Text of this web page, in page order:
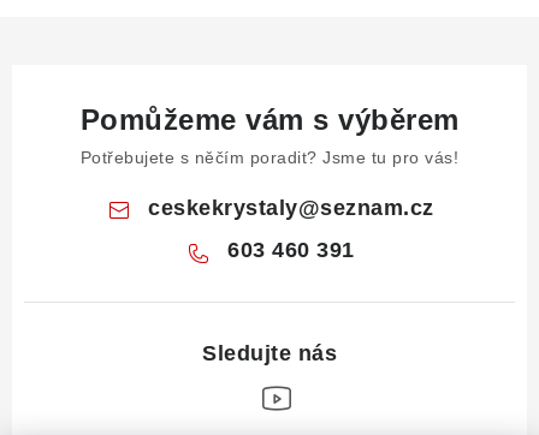
Pomůžeme vám s výběrem
Potřebujete s něčím poradit? Jsme tu pro vás!
ceskekrystaly@seznam.cz
603 460 391